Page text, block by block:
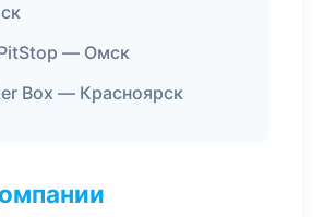
— Омск
Box — Красноярск